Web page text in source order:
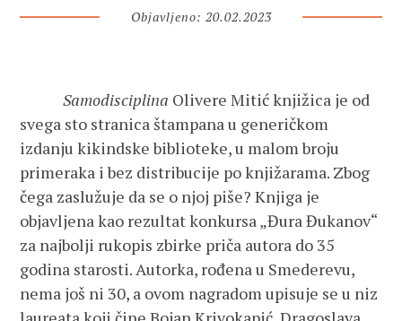
Objavljeno: 20.02.2023
Samodisciplina Olivere Mitić knjižica je od
svega sto stranica štampana u generičkom
izdanju kikindske biblioteke, u malom broju
primeraka i bez distribucije po knjižarama. Zbog
čega zaslužuje da se o njoj piše? Knjiga je
objavljena kao rezultat konkursa „Đura Đukanov“
za najbolji rukopis zbirke priča autora do 35
godina starosti. Autorka, rođena u Smederevu,
nema još ni 30, a ovom nagradom upisuje se u niz